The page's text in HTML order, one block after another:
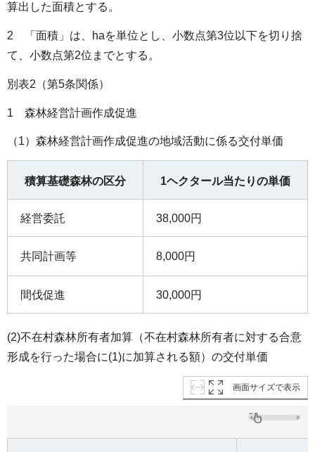
算出した面積とする。
2 「面積」は、haを単位とし、小数点第3位以下を切り捨
て、小数点第2位までとする。
別表2（第5条関係）
1 森林経営計画作成促進
（1）森林経営計画作成促進の地域活動に係る交付単価
積算基礎森林の区分 1ヘクタール当たりの単価
経営委託 38,000円
共同計画等 8,000円
間伐促進 30,000円
(2)不在村森林所有者加算（不在村森林所有者に対する合意
形成を行った場合に(1)に加算される額）の交付単価
画面サイズで表示